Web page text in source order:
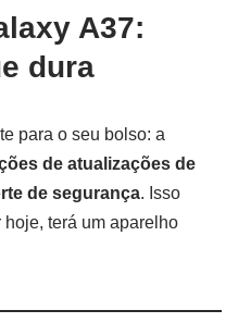
A37:
dura
para o seu bolso: a
de atualizações de
de segurança. Isso
terá um aparelho